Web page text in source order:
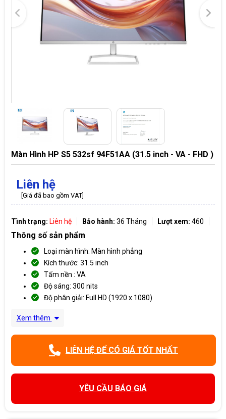
Màn Hình HP S5 532sf 94F51AA (31.5 inch - VA - FHD )
Liên hệ
[Giá đã bao gồm VAT]
Tình trạng: Liên hệ Bảo hành: 36 Tháng Lượt xem: 460
Thông số sản phẩm
Loại màn hình: Màn hình phẳng
Kích thước: 31.5 inch
Tấm nền : VA
Độ sáng: 300 nits
Độ phân giải: Full HD (1920 x 1080)
Xem thêm
LIÊN HỆ ĐỂ CÓ GIÁ TỐT NHẤT
YÊU CẦU BÁO GIÁ